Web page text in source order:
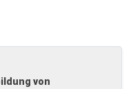
von